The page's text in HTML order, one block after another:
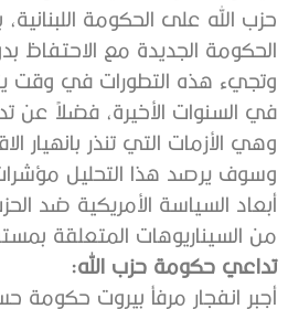
حزب الله على الحكومة
الحكومة الجديدة مع الاحتفاظ
وتجيء هذه التطورات في وقت
في السنوات الأخيرة، فضلاً عن
وهي الأزمات التي تنذر بانهيار
وسوف يرصد هذا التحليل مؤشرات
أبعاد السياسة الأمريكية ضد
من السيناريوهات المتعلقة
تداعي حكومة حزب الله:
أجبر انفجار مرفأ بيروت حكومة